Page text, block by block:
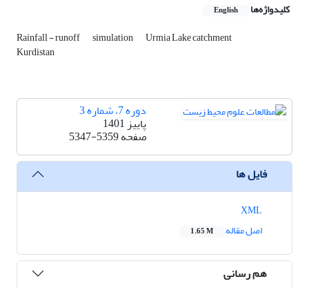
کلیدواژه‌ها English
Rainfall - runoff simulation Urmia Lake catchment
Kurdistan
دوره 7، شماره 3
پاییز 1401
صفحه5347-5359
فایل ها
اصل مقاله
1.65 M
هم رسانی